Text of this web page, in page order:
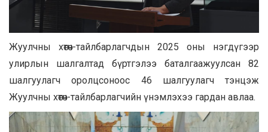
Жуулчны хөтөч-тайлбарлагчдын 2025 оны нэгдүгээр
улирлын шалгалтад бүртгэлээ баталгаажуулсан 82
шалгуулагч оролцсоноос 46 шалгуулагч тэнцэж
Жуулчны хөтөч-тайлбарлагчийн үнэмлэхээ гардан авлаа.